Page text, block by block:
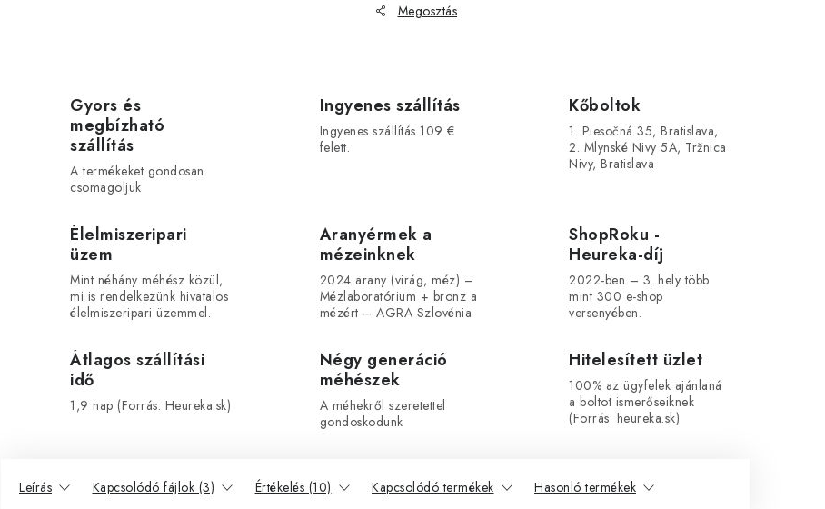
Megosztás
Gyors és
megbízható
szállítás
A termékeket gondosan
csomagoljuk
Ingyenes szállítás
Ingyenes szállítás 109 €
felett.
Kőboltok
1. Piesočná 35, Bratislava,
2. Mlynské Nivy 5A, Tržnica
Nivy, Bratislava
Élelmiszeripari
üzem
Mint néhány méhész közül,
mi is rendelkezünk hivatalos
élelmiszeripari üzemmel.
Aranyérmek a
mézeinknek
2024 arany (virág, méz) –
Mézlaboratórium + bronz a
mézért – AGRA Szlovénia
ShopRoku -
Heureka-díj
2022-ben – 3. hely több
mint 300 e-shop
versenyében.
Átlagos szállítási
idő
1,9 nap (Forrás: Heureka.sk)
Négy generáció
méhészek
A méhekről szeretettel
gondoskodunk
Hitelesített üzlet
100% az ügyfelek ajánlaná
a boltot ismerőseiknek
(Forrás: heureka.sk)
Leírás Kapcsolódó fájlok (3) Értékelés (10) Kapcsolódó termékek Hasonló termékek